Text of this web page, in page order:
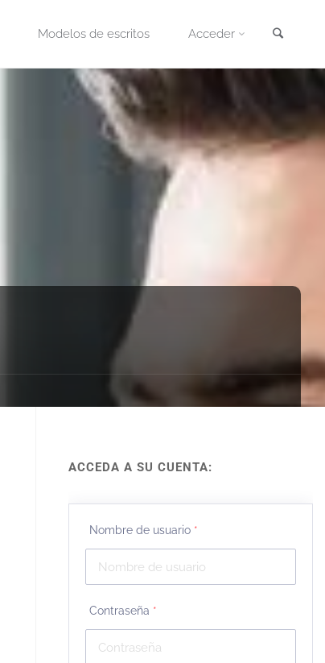
Modelos de escritos Acceder
ACCEDA A SU CUENTA:
Nombre de usuario *
Contraseña *